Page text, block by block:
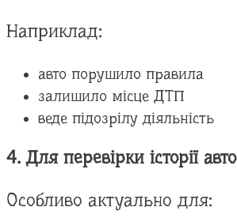
Наприклад:
авто порушило правила
залишило місце ДТП
веде підозрілу діяльність
4. Для перевірки історії авто
Особливо актуально для: